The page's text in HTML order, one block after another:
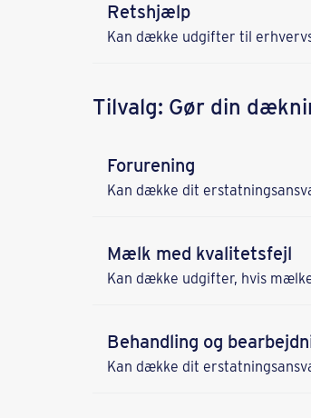
Retshjælp
Kan dække udgifter til
Tilvalg: Gør din
Forurening
Kan dække dit
Mælk med kvalitetsfejl
Kan dække udgifter, hvis
Behandling og
Kan dække dit